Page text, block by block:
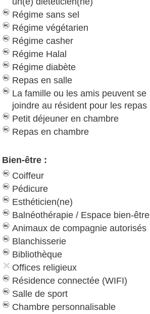
Régime sans sel
Régime végétarien
Régime casher
Régime Halal
Régime diabète
Repas en salle
La famille ou les amis peuvent se
joindre au résident pour les repas
Petit déjeuner en chambre
Repas en chambre
Bien-être :
Coiffeur
Pédicure
Esthéticien(ne)
Balnéothérapie / Espace bien-être
Animaux de compagnie autorisés
Blanchisserie
Bibliothèque
Offices religieux
Résidence connectée (WIFI)
Salle de sport
Chambre personnalisable